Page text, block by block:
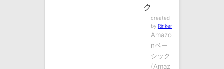
ク
created
by Rinker
Amazo
nベー
シック
(Amaz